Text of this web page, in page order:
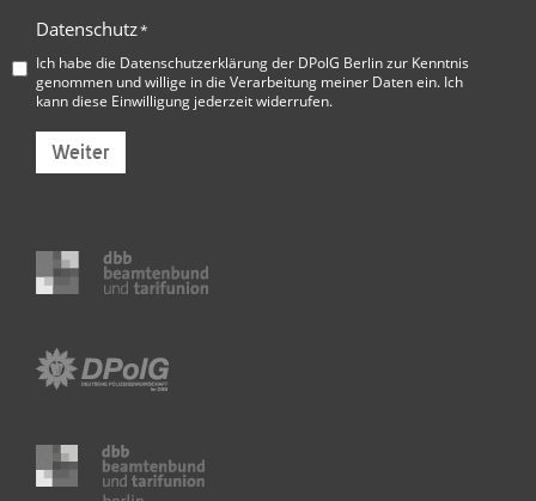
Datenschutz*
Ich habe die Datenschutzerklärung der DPolG Berlinzur Kenntnis
genommen und willige in die Verarbeitung meiner Daten ein. Ich
kann diese Einwilligung jederzeit widerrufen.
Weiter